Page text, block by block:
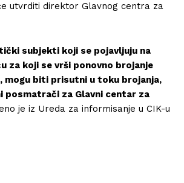
utvrditi direktor Glavnog centra za
subjekti koji se pojavljuju na
za koji se vrši ponovno brojanje
mogu biti prisutni u toku brojanja,
posmatrači za Glavni centar za
je iz Ureda za informisanje u CIK-u